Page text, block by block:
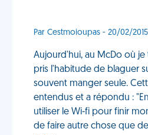
Par Cestmoioupas - 20/02/
Aujourd'hui, au McDo où je
pris l'habitude de blaguer
souvent manger seule.
entendus et a répondu :
utiliser le Wi-fi pour finir
de faire autre chose que